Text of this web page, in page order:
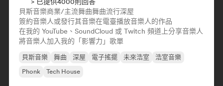
貝斯音樂商業/主流舞曲舞曲流行深屋
簽約音樂人或發行其音樂在電臺播放音樂人的作品
在我的 YouTube、SoundCloud 或 Twitch 頻道上分享音樂人
將音樂人加入我的「影響力」歌單
貝斯音樂 舞曲 深屋 電子搖擺 未來浩室
浩室音樂
Phonk
Tech House